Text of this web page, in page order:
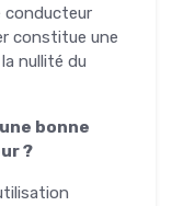
conducteur
constitue une
nullité du
bonne
?